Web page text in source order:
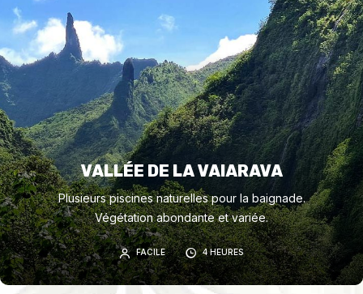
VALLÉE DE LA VAIARAVA
Plusieurs piscines naturelles pour la baignade.
Végétation abondante et variée.
FACILE 4 HEURES